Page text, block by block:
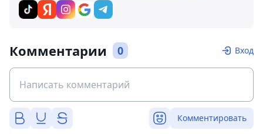
Комментарии 0 Вход
Комментировать